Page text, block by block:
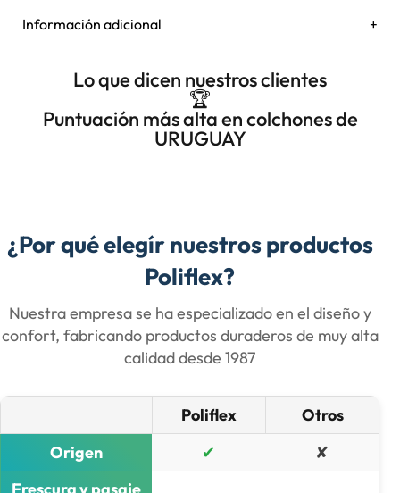
Información adicional
Lo que dicen nuestros clientes
🏆
Puntuación más alta en colchones de
URUGUAY
¿Por qué elegír nuestros productos
Poliflex?
Nuestra empresa se ha especializado en el diseño y
confort, fabricando productos duraderos de muy alta
calidad desde 1987​
Poliflex
Otros
Origen
✔
✘